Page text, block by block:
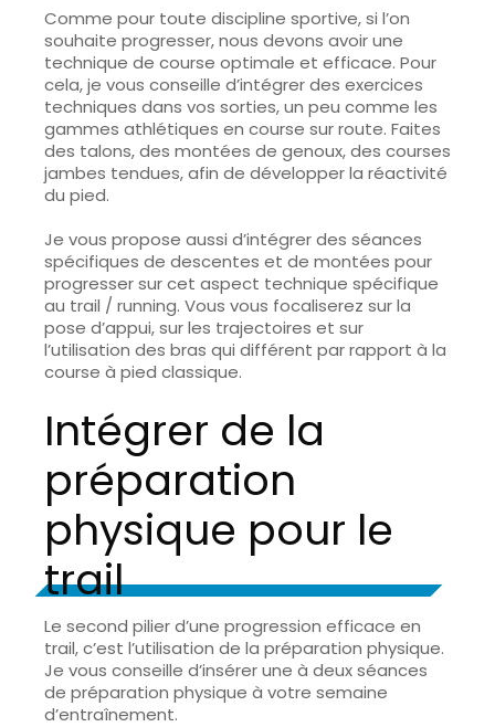
Comme pour toute discipline sportive, si l’on
souhaite progresser, nous devons avoir une
technique de course optimale et efficace. Pour
cela, je vous conseille d’intégrer des exercices
techniques dans vos sorties, un peu comme les
gammes athlétiques en course sur route. Faites
des talons, des montées de genoux, des courses
jambes tendues, afin de développer la réactivité
du pied.
Je vous propose aussi d’intégrer des séances
spécifiques de descentes et de montées pour
progresser sur cet aspect technique spécifique
au trail / running. Vous vous focaliserez sur la
pose d’appui, sur les trajectoires et sur
l’utilisation des bras qui différent par rapport à la
course à pied classique.
Intégrer de la
préparation
physique pour le
trail
Le second pilier d’une progression efficace en
trail, c’est l’utilisation de la préparation physique.
Je vous conseille d’insérer une à deux séances
de préparation physique à votre semaine
d’entraînement.